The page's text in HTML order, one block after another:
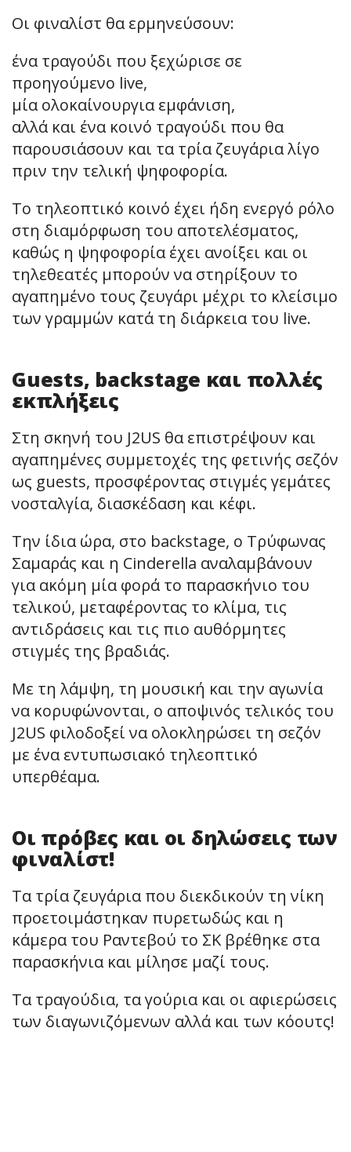
Οι φιναλίστ θα ερμηνεύσουν:
ένα τραγούδι που ξεχώρισε σε
προηγούμενο live,
μία ολοκαίνουργια εμφάνιση,
αλλά και ένα κοινό τραγούδι που θα
παρουσιάσουν και τα τρία ζευγάρια λίγο
πριν την τελική ψηφοφορία.
Το τηλεοπτικό κοινό έχει ήδη ενεργό ρόλο
στη διαμόρφωση του αποτελέσματος,
καθώς η ψηφοφορία έχει ανοίξει και οι
τηλεθεατές μπορούν να στηρίξουν το
αγαπημένο τους ζευγάρι μέχρι το κλείσιμο
των γραμμών κατά τη διάρκεια του live.
Guests, backstage και πολλές
εκπλήξεις
Στη σκηνή του J2US θα επιστρέψουν και
αγαπημένες συμμετοχές της φετινής σεζόν
ως guests, προσφέροντας στιγμές γεμάτες
νοσταλγία, διασκέδαση και κέφι.
Την ίδια ώρα, στο backstage, ο Τρύφωνας
Σαμαράς και η Cinderella αναλαμβάνουν
για ακόμη μία φορά το παρασκήνιο του
τελικού, μεταφέροντας το κλίμα, τις
αντιδράσεις και τις πιο αυθόρμητες
στιγμές της βραδιάς.
Με τη λάμψη, τη μουσική και την αγωνία
να κορυφώνονται, ο αποψινός τελικός του
J2US φιλοδοξεί να ολοκληρώσει τη σεζόν
με ένα εντυπωσιακό τηλεοπτικό
υπερθέαμα.
Οι πρόβες και οι δηλώσεις των
φιναλίστ!
Τα τρία ζευγάρια που διεκδικούν τη νίκη
προετοιμάστηκαν πυρετωδώς και η
κάμερα του Ραντεβού το ΣΚ βρέθηκε στα
παρασκήνια και μίλησε μαζί τους.
Τα τραγούδια, τα γούρια και οι αφιερώσεις
των διαγωνιζόμενων αλλά και των κόουτς!